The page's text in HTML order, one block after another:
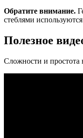
Обратите внимание.
стеблями
Полезное
Сложности и простота